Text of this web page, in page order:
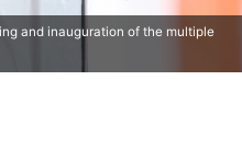
and inauguration of the multiple